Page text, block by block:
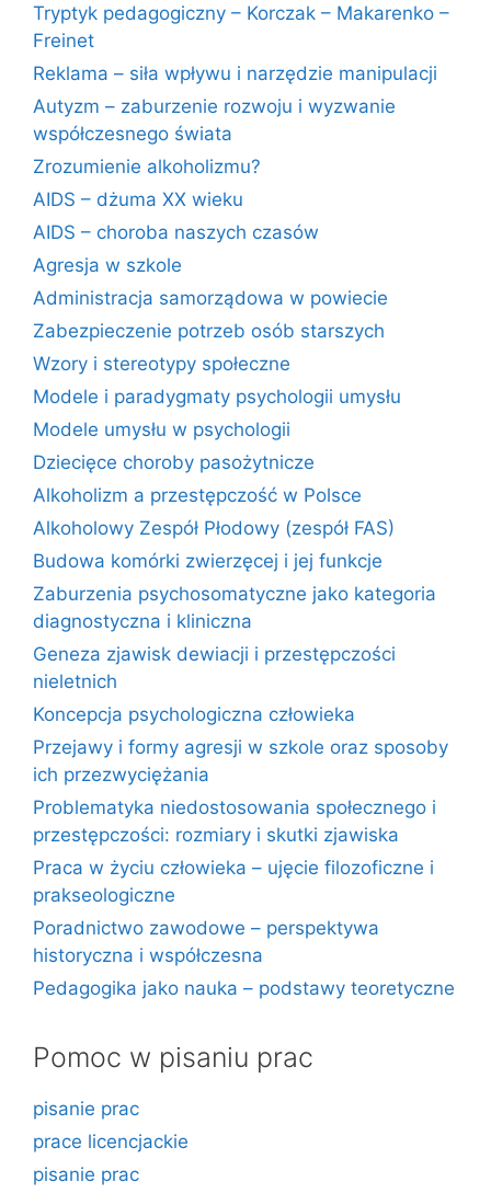
Tryptyk pedagogiczny – Korczak – Makarenko –
Freinet
Reklama – siła wpływu i narzędzie manipulacji
Autyzm – zaburzenie rozwoju i wyzwanie
współczesnego świata
Zrozumienie alkoholizmu?
AIDS – dżuma XX wieku
AIDS – choroba naszych czasów
Agresja w szkole
Administracja samorządowa w powiecie
Zabezpieczenie potrzeb osób starszych
Wzory i stereotypy społeczne
Modele i paradygmaty psychologii umysłu
Modele umysłu w psychologii
Dziecięce choroby pasożytnicze
Alkoholizm a przestępczość w Polsce
Alkoholowy Zespół Płodowy (zespół FAS)
Budowa komórki zwierzęcej i jej funkcje
Zaburzenia psychosomatyczne jako kategoria
diagnostyczna i kliniczna
Geneza zjawisk dewiacji i przestępczości
nieletnich
Koncepcja psychologiczna człowieka
Przejawy i formy agresji w szkole oraz sposoby
ich przezwyciężania
Problematyka niedostosowania społecznego i
przestępczości: rozmiary i skutki zjawiska
Praca w życiu człowieka – ujęcie filozoficzne i
prakseologiczne
Poradnictwo zawodowe – perspektywa
historyczna i współczesna
Pedagogika jako nauka – podstawy teoretyczne
Pomoc w pisaniu prac
pisanie prac
prace licencjackie
pisanie prac